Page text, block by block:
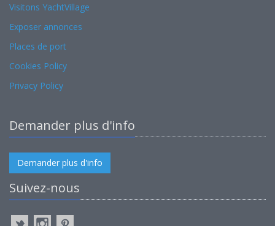
Visitons YachtVillage
Exposer annonces
Places de port
Cookies Policy
Privacy Policy
Demander plus d'info
Demander plus d'info
Suivez-nous